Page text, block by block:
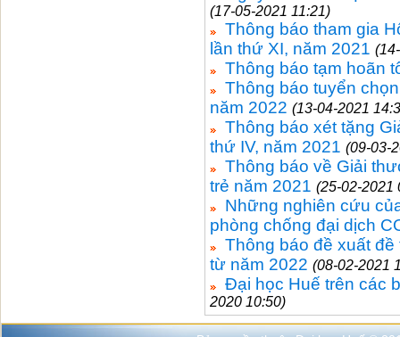
(17-05-2021 11:21)
Thông báo tham gia
lần thứ XI, năm 2021
Thông báo tạm hoãn
Thông báo tuyển
năm 2022 (13-04-2021
Thông báo xét tặng
thứ IV, năm 2021 (09-03-
Thông báo về Giải
trẻ năm 2021 (25-02-2021
Những nghiên cứu
phòng chống đại dịch
Thông báo đề xuất
từ năm 2022 (08-02-2021
Đại học Huế trên các
2020 10:50)